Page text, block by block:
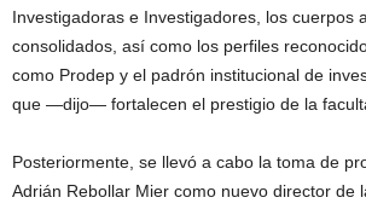
Investigadoras e Investigadores, los cuerpos
consolidados, así como los perfiles
como Prodep y el padrón institucional de
que —dijo— fortalecen el prestigio de la
Posteriormente, se llevó a cabo la toma de
Adrián Rebollar Mier como nuevo director de